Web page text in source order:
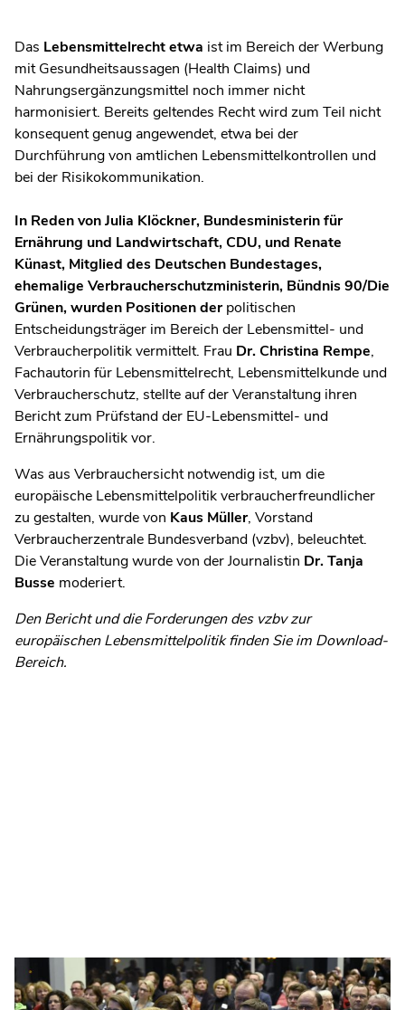
Das Lebensmittelrecht etwa ist im Bereich der Werbung
mit Gesundheitsaussagen (Health Claims) und
Nahrungsergänzungsmittel noch immer nicht
harmonisiert. Bereits geltendes Recht wird zum Teil nicht
konsequent genug angewendet, etwa bei der
Durchführung von amtlichen Lebensmittelkontrollen und
bei der Risikokommunikation.
In Reden von Julia Klöckner, Bundesministerin für
Ernährung und Landwirtschaft, CDU, und Renate
Künast, Mitglied des Deutschen Bundestages,
ehemalige Verbraucherschutzministerin, Bündnis 90/Die
Grünen, wurden Positionen derpolitischen
Entscheidungsträger im Bereich der Lebensmittel- und
Verbraucherpolitik vermittelt. Frau Dr. Christina Rempe,
Fachautorin für Lebensmittelrecht, Lebensmittelkunde und
Verbraucherschutz, stellte auf der Veranstaltung ihren
Bericht zum Prüfstand der EU-Lebensmittel- und
Ernährungspolitik vor.
Was aus Verbrauchersicht notwendig ist, um die
europäische Lebensmittelpolitik verbraucherfreundlicher
zu gestalten, wurde von Kaus Müller, Vorstand
Verbraucherzentrale Bundesverband (vzbv), beleuchtet.
Die Veranstaltung wurde von der Journalistin Dr. Tanja
Busse moderiert.
Den Bericht und die Forderungen des vzbv zur
europäischen Lebensmittelpolitik finden Sie im Download-
Bereich.